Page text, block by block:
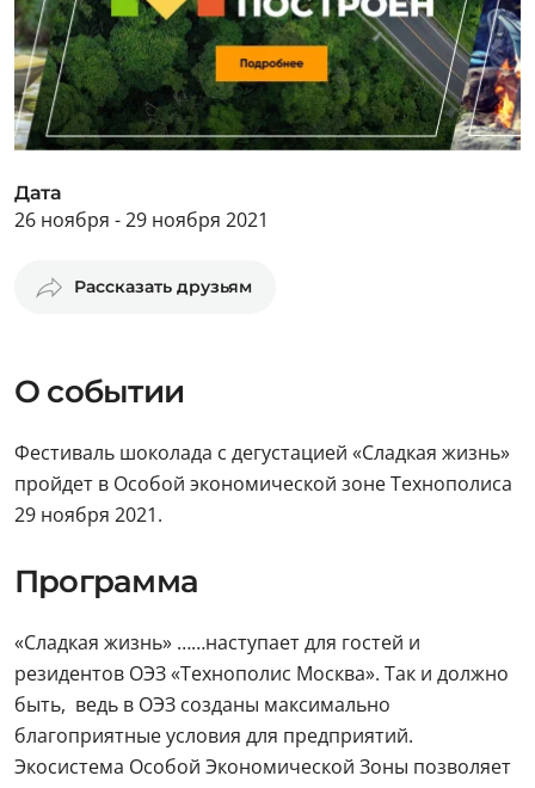
Дата
26 ноября - 29 ноября 2021
Рассказать друзьям
О событии
Фестиваль шоколада с дегустацией «Сладкая жизнь»
пройдет в Особой экономической зоне Технополиса
29 ноября 2021.
Программа
«Сладкая жизнь» ……наступает для гостей и
резидентов ОЭЗ «Технополис Москва». Так и должно
быть, ведь в ОЭЗ созданы максимально
благоприятные условия для предприятий.
Экосистема Особой Экономической Зоны позволяет